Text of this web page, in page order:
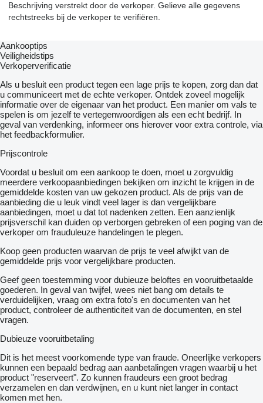
Beschrijving verstrekt door de verkoper. Gelieve alle gegevens
rechtstreeks bij de verkoper te verifiëren.
Aankooptips
Veiligheidstips
Verkoperverificatie
Als u besluit een product tegen een lage prijs te kopen, zorg dan dat
u communiceert met de echte verkoper. Ontdek zoveel mogelijk
informatie over de eigenaar van het product. Een manier om vals te
spelen is om jezelf te vertegenwoordigen als een echt bedrijf. In
geval van verdenking, informeer ons hierover voor extra controle, via
het feedbackformulier.
Prijscontrole
Voordat u besluit om een ​​aankoop te doen, moet u zorgvuldig
meerdere verkoopaanbiedingen bekijken om inzicht te krijgen in de
gemiddelde kosten van uw gekozen product. Als de prijs van de
aanbieding die u leuk vindt veel lager is dan vergelijkbare
aanbiedingen, moet u dat tot nadenken zetten. Een aanzienlijk
prijsverschil kan duiden op verborgen gebreken of een poging van de
verkoper om frauduleuze handelingen te plegen.
Koop geen producten waarvan de prijs te veel afwijkt van de
gemiddelde prijs voor vergelijkbare producten.
Geef geen toestemming voor dubieuze beloftes en vooruitbetaalde
goederen. In geval van twijfel, wees niet bang om details te
verduidelijken, vraag om extra foto's en documenten van het
product, controleer de authenticiteit van de documenten, en stel
vragen.
Dubieuze vooruitbetaling
Dit is het meest voorkomende type van fraude. Oneerlijke verkopers
kunnen een bepaald bedrag aan aanbetalingen vragen waarbij u het
product "reserveert". Zo kunnen fraudeurs een groot bedrag
verzamelen en dan verdwijnen, en u kunt niet langer in contact
komen met hen.